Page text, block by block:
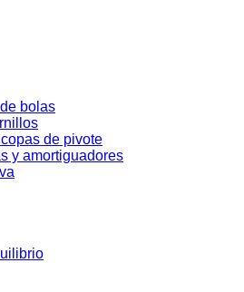
bolas
de pivote
y amortiguadores